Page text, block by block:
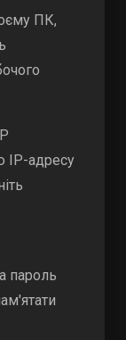
ПК,
IP-адресу
пароль